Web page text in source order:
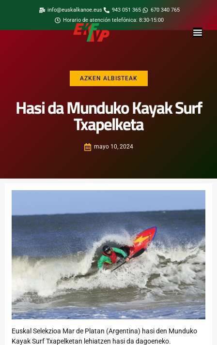
info@euskalkanoe.eus 943 051 365
670 340 765
Horario de atención telefónica: 8:30-15:00
AZKEN ALBISTEAK
Hasi da Munduko Kayak Surf
Txapelketa
mayo 10, 2024
Euskal Selekzioa Mar de Platan (Argentina) hasi den Munduko
Kayak Surf Txapelketan lehiatzen hasi da dagoeneko.